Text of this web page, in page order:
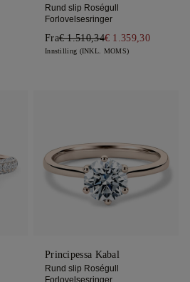
Rund slip Roségull
Forlovelsesringer
Fra€ 1.510,34€ 1.359,30
Innstilling (INKL. MOMS)
Principessa Kabal
Rund slip Roségull
Forlovelsesringer